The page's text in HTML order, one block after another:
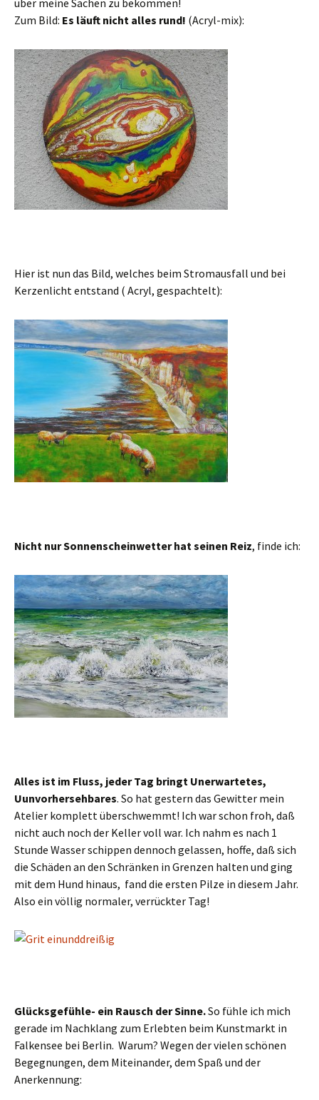
über meine Sachen zu bekommen!
Zum Bild: Es läuft nicht alles rund! (Acryl-mix):
Hier ist nun das Bild, welches beim Stromausfall und bei
Kerzenlicht entstand ( Acryl, gespachtelt):
Nicht nur Sonnenscheinwetter hat seinen Reiz, finde ich:
Alles ist im Fluss, jeder Tag bringt Unerwartetes,
Uunvorhersehbares. So hat gestern das Gewitter mein
Atelier komplett überschwemmt! Ich war schon froh, daß
nicht auch noch der Keller voll war. Ich nahm es nach 1
Stunde Wasser schippen dennoch gelassen, hoffe, daß sich
die Schäden an den Schränken in Grenzen halten und ging
mit dem Hund hinaus, fand die ersten Pilze in diesem Jahr.
Also ein völlig normaler, verrückter Tag!
Glücksgefühle- ein Rausch der Sinne.So fühle ich mich
gerade im Nachklang zum Erlebten beim Kunstmarkt in
Falkensee bei Berlin. Warum? Wegen der vielen schönen
Begegnungen, dem Miteinander, dem Spaß und der
Anerkennung: